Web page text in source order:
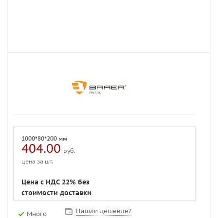
1000*80*200 мм
404.00 руб.
цена за шт.
Цена с НДС 22% без
стоимости доставки
Много Нашли дешевле?